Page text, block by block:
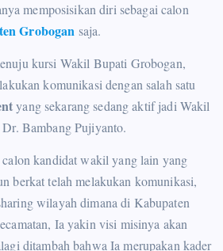
memposisikan diri sebagai calon
Grobogan saja.
kursi Wakil Bupati Grobogan,
komunikasi dengan salah satu
yang sekarang sedang aktif jadi Wakil
Bambang Pujiyanto.
kandidat wakil yang lain yang
berkat telah melakukan komunikasi,
wilayah dimana di Kabupaten
Ia yakin visi misinya akan
ditambah bahwa Ia merupakan kader